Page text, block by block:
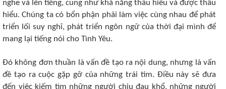
nghe và lên tiếng, cũng như khả năng thấu hiểu và được thấu
hiểu. Chúng ta có bổn phận phải làm việc cùng nhau để phát
triển lối suy nghĩ, phát triển ngôn ngữ của thời đại mình để
mang lại tiếng nói cho Tình Yêu.
Đó không đơn thuần là vấn đề tạo ra nội dung, nhưng là vấn
đề tạo ra cuộc gặp gỡ của những trái tim. Điều này sẽ đưa
đến việc kiếm tìm những người chịu đau khổ, những người